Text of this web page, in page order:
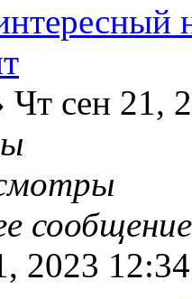
Чт сен 21,
2023